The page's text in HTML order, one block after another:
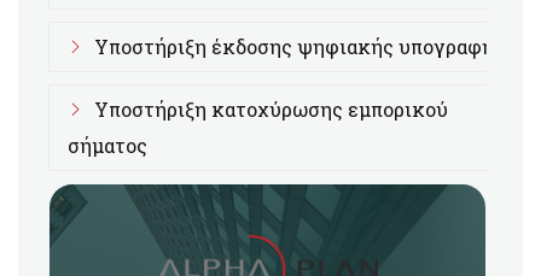
Υποστήριξη έκδοσης ψηφιακής υπογραφής
Υποστήριξη κατοχύρωσης εμπορικού
σήματος